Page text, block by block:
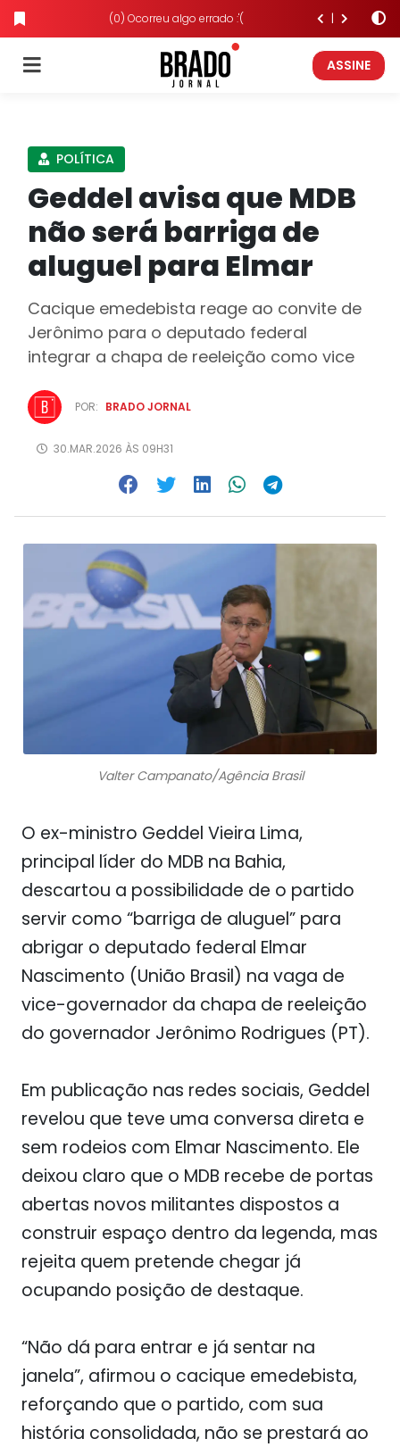
(0) Ocorreu algo errado :'(
ASSINE
POLÍTICA
Geddel avisa que MDB
não será barriga de
aluguel para Elmar
Cacique emedebista reage ao convite de
Jerônimo para o deputado federal
integrar a chapa de reeleição como vice
POR: BRADO JORNAL
30.MAR.2026 ÀS 09H31
Valter Campanato/Agência Brasil
O ex-ministro Geddel Vieira Lima,
principal líder do MDB na Bahia,
descartou a possibilidade de o partido
servir como “barriga de aluguel” para
abrigar o deputado federal Elmar
Nascimento (União Brasil) na vaga de
vice-governador da chapa de reeleição
do governador Jerônimo Rodrigues (PT).
Em publicação nas redes sociais, Geddel
revelou que teve uma conversa direta e
sem rodeios com Elmar Nascimento. Ele
deixou claro que o MDB recebe de portas
abertas novos militantes dispostos a
construir espaço dentro da legenda, mas
rejeita quem pretende chegar já
ocupando posição de destaque.
“Não dá para entrar e já sentar na
janela”, afirmou o cacique emedebista,
reforçando que o partido, com sua
história consolidada, não se prestará ao